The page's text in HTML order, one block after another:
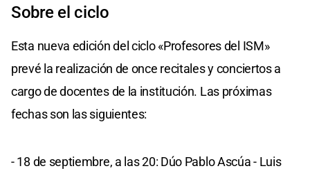
Sobre el ciclo
Esta nueva edición del ciclo «Profesores del ISM»
prevé la realización de once recitales y conciertos a
cargo de docentes de la institución. Las próximas
fechas son las siguientes:
- 18 de septiembre, a las 20: Dúo Pablo Ascúa - Luis